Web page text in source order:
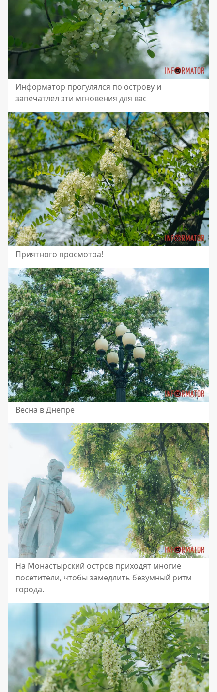
Информатор прогулялся по острову и
запечатлел эти мгновения для вас
Приятного просмотра!
Весна в Днепре
На Монастырский остров приходят многие
посетители, чтобы замедлить безумный ритм
города.